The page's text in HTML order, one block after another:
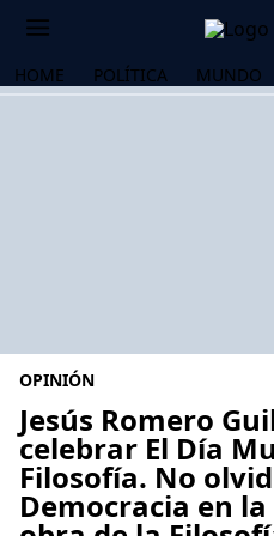
HOME POLÍTICA MUNDO
OPINIÓN
Jesús Romero
celebrar El Día
Filosofía. No
Democracia en